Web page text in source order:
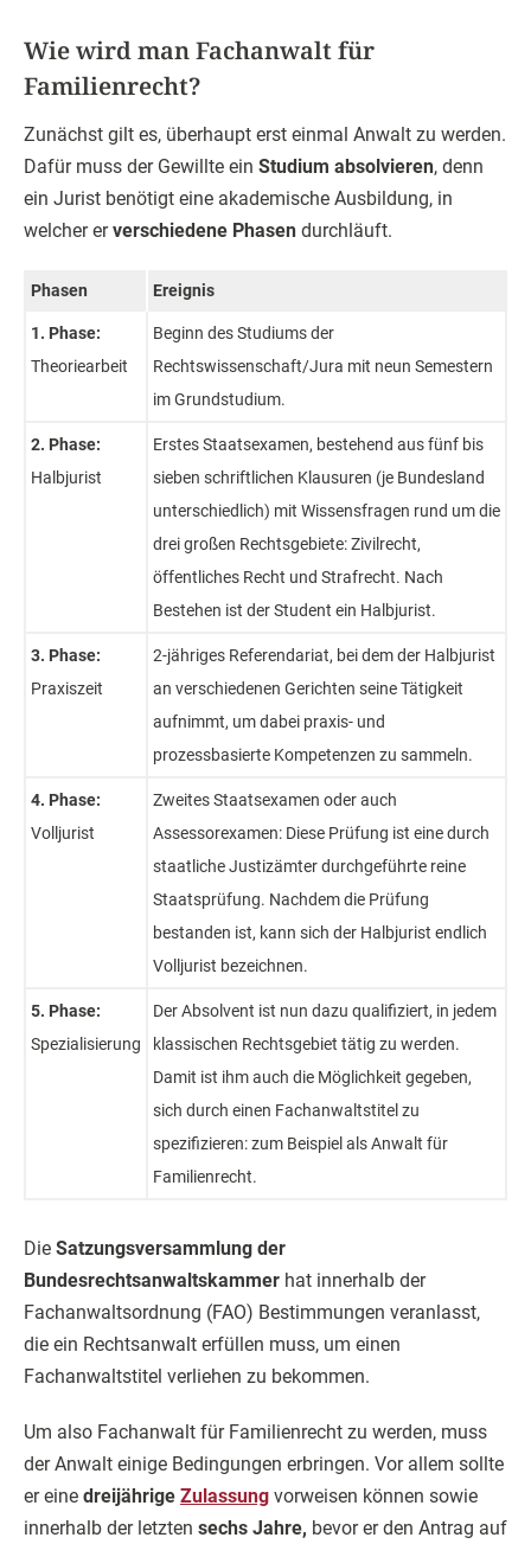
Wie wird man Fachanwalt für
Familienrecht?
Zunächst gilt es, überhaupt erst einmal Anwalt zu werden.
Dafür muss der Gewillte ein Studium absolvieren, denn
ein Jurist benötigt eine akademische Ausbildung, in
welcher erverschiedene Phasen durchläuft.
Phasen Ereignis
1. Phase:
Theoriearbeit
Beginn des Studiums der
Rechtswissenschaft/Jura mit neun Semestern
im Grundstudium.
2. Phase:
Halbjurist
Erstes Staatsexamen, bestehend aus fünf bis
sieben schriftlichen Klausuren (je Bundesland
unterschiedlich) mit Wissensfragen rund um die
drei großen Rechtsgebiete: Zivilrecht,
öffentliches Recht und Strafrecht. Nach
Bestehen ist der Student ein Halbjurist.
3. Phase:
Praxiszeit
2-jähriges Referendariat, bei dem der Halbjurist
an verschiedenen Gerichten seine Tätigkeit
aufnimmt, um dabei praxis- und
prozessbasierte Kompetenzen zu sammeln.
4. Phase:
Volljurist
Zweites Staatsexamen oder auch
Assessorexamen: Diese Prüfung ist eine durch
staatliche Justizämter durchgeführte reine
Staatsprüfung. Nachdem die Prüfung
bestanden ist, kann sich der Halbjurist endlich
Volljurist bezeichnen.
5. Phase:
Spezialisierung
Der Absolvent ist nun dazu qualifiziert, in jedem
klassischen Rechtsgebiet tätig zu werden.
Damit ist ihm auch die Möglichkeit gegeben,
sich durch einen Fachanwaltstitel zu
spezifizieren: zum Beispiel als Anwalt für
Familienrecht.
Die Satzungsversammlung der
Bundesrechtsanwaltskammer hat innerhalb der
Fachanwaltsordnung (FAO) Bestimmungen veranlasst,
die ein Rechtsanwalt erfüllen muss, um einen
Fachanwaltstitel verliehen zu bekommen.
Um also Fachanwalt für Familienrecht zu werden, muss
der Anwalt einige Bedingungen erbringen. Vor allem sollte
er eine dreijährige Zulassung vorweisen können sowie
innerhalb der letzten sechs Jahre, bevor er den Antrag auf